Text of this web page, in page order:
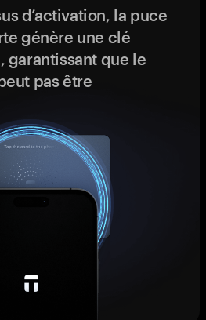
d’activation, la puce
génère une clé
garantissant que le
pas être